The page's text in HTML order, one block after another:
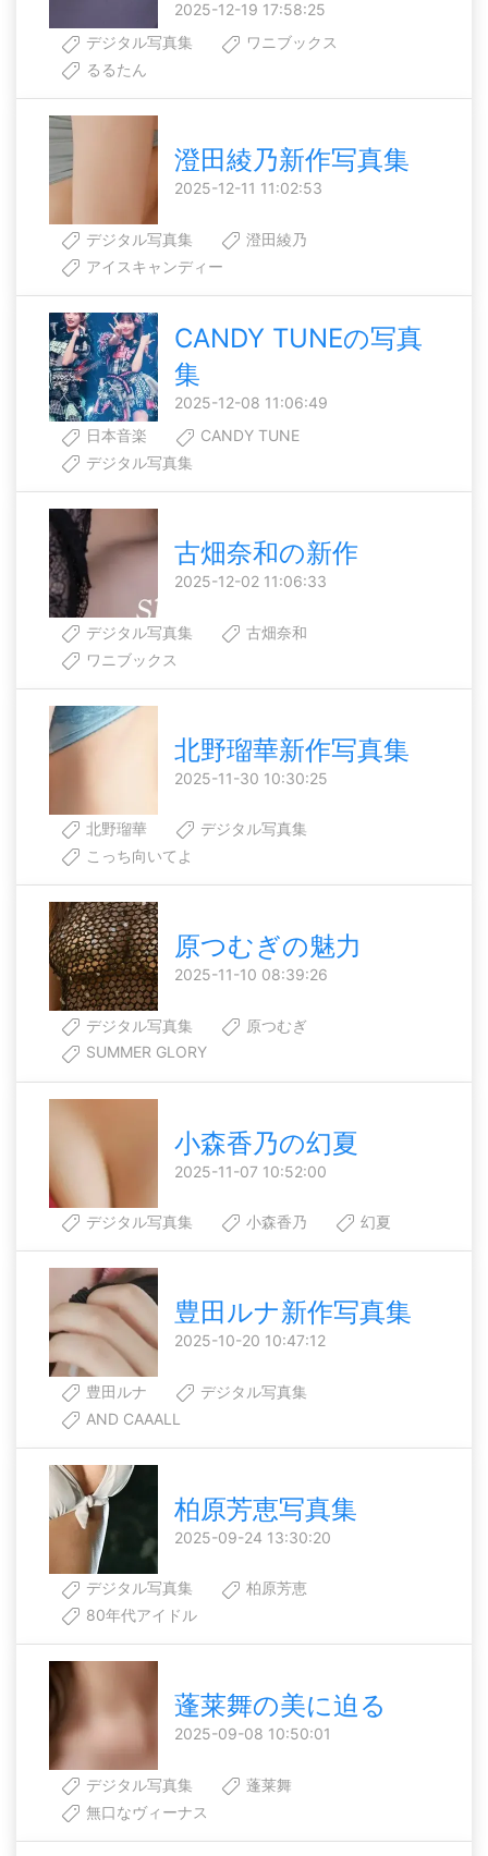
2025-12-19 17:58:25
デジタル写真集
ワニブックス
るるたん
澄田綾乃新作写真集
2025-12-11 11:02:53
デジタル写真集
澄田綾乃
アイスキャンディー
CANDY TUNEの写真
集
2025-12-08 11:06:49
日本音楽
CANDY TUNE
デジタル写真集
古畑奈和の新作
2025-12-02 11:06:33
デジタル写真集
古畑奈和
ワニブックス
北野瑠華新作写真集
2025-11-30 10:30:25
北野瑠華
デジタル写真集
こっち向いてよ
原つむぎの魅力
2025-11-10 08:39:26
デジタル写真集
原つむぎ
SUMMER GLORY
小森香乃の幻夏
2025-11-07 10:52:00
デジタル写真集 小森香乃 幻夏
豊田ルナ新作写真集
2025-10-20 10:47:12
豊田ルナ
デジタル写真集
AND CAAALL
柏原芳恵写真集
2025-09-24 13:30:20
デジタル写真集
柏原芳恵
80年代アイドル
蓬莱舞の美に迫る
2025-09-08 10:50:01
デジタル写真集
蓬莱舞
無口なヴィーナス